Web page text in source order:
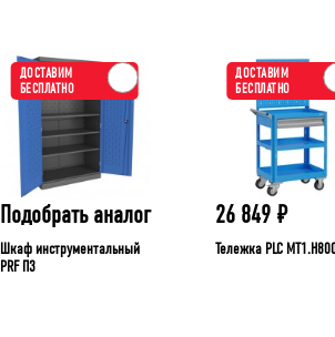
ДОСТАВИМ
БЕСПЛАТНО
Подобрать аналог
Шкаф инструментальный
PRF П3
ДОСТАВИМ
БЕСПЛАТНО
26 849 ₽
Тележка PLC